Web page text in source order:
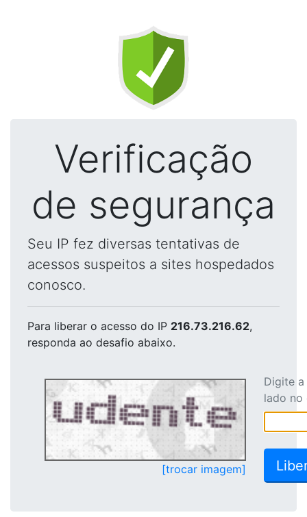
Verificação
de segurança
Seu IP fez diversas tentativas de
acessos suspeitos a sites hospedados
conosco.
Para liberar o acesso do IP 216.73.216.62,
responda ao desafio abaixo.
[trocar imagem]
Digite
lado no